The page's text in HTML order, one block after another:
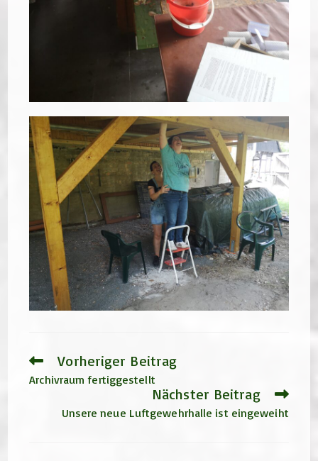
Weitere
Artikel
ansehen
Vorheriger Beitrag
Archivraum fertiggestellt
Nächster Beitrag
Unsere neue Luftgewehrhalle ist eingeweiht